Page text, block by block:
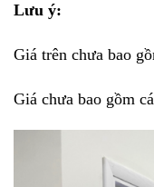
Lưu ý:
Giá trên chưa bao
Giá chưa bao gồm